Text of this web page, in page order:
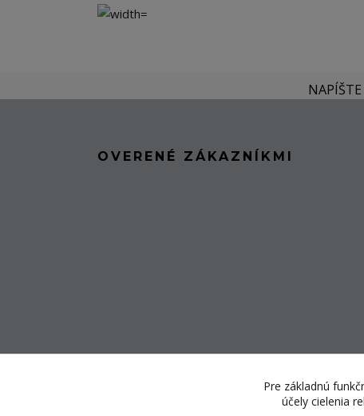
OVERENÉ ZÁKAZNÍKMI
Pre základnú
účely cielenia